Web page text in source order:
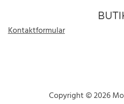
Kontaktformular
Copyright © 2026